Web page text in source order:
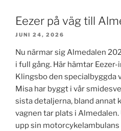
Eezer på väg till
JUNI 24, 2026
Nu närmar sig Almedalen
i full gång. Här hämtar
Klingsbo den specialbyggda
Misa har byggt i vår
sista detaljerna, bland annat
vagnen tar plats i
upp sin